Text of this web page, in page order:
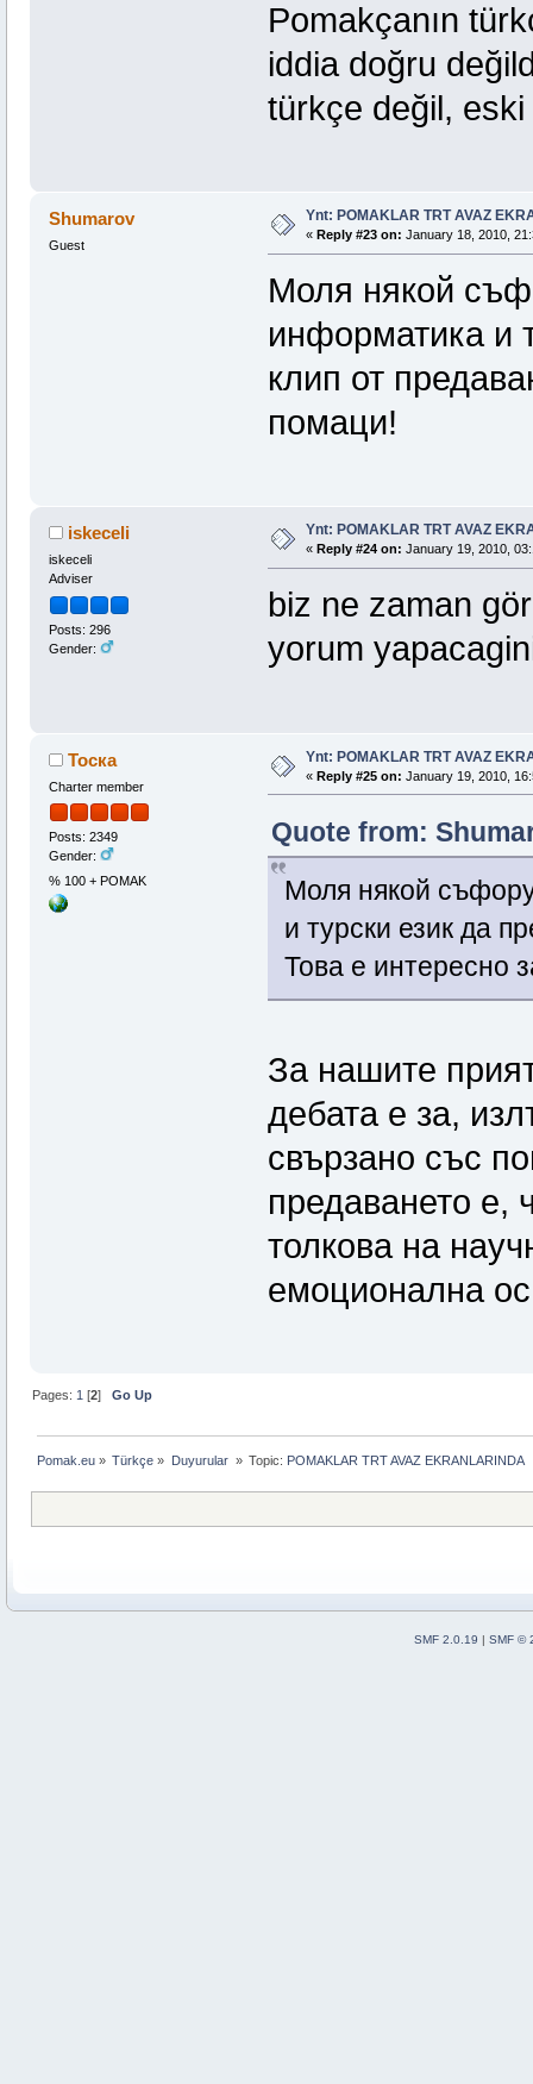
Pomakçanın
iddia doğru
türkçe değil, eski
Shumarov
Guest
Ynt: POMAKLAR TRT AVAZ
« Reply #23 on: January 18, 2010,
Моля някой
информатика и
клип от
помаци!
iskeceli
iskeceli
Adviser
Posts: 296
Gender:
Ynt: POMAKLAR TRT AVAZ
« Reply #24 on: January 19, 2010,
biz ne zaman
yorum
Тоска
Charter member
Posts: 2349
Gender:
% 100 + POMAK
Ynt: POMAKLAR TRT AVAZ
« Reply #25 on: January 19, 2010,
Quote from:
Моля някой
и турски език да
Това е интересно
За нашите
дебата е за,
свързано със
предаването е,
толкова на
емоционална
Pages: 1 [2]Go Up
Pomak.eu » Türkçe » Duyurular » Topic: POMAKLAR TRT AVAZ EKRANLARINDA
SMF 2.0.19 | SMF ©